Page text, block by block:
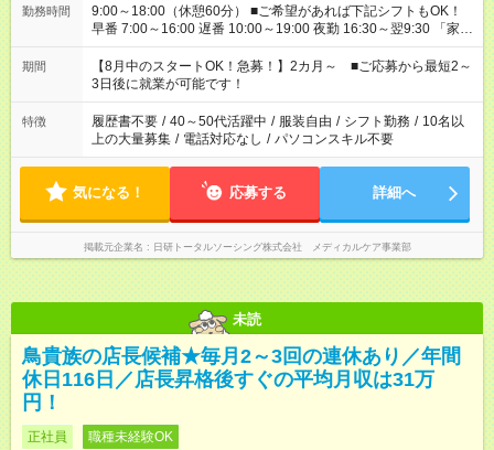
勤務時間
9:00～18:00（休憩60分） ■ご希望があれば下記シフトもOK！
早番 7:00～16:00 遅番 10:00～19:00 夜勤 16:30～翌9:30 「家族
と休みを合わせたい」 「余裕を持って夕飯の準備がしたい」
「できれば残業はしたくない」 など、ご希望を教えてください
ね。 ※Wワーク希望の方へ 今ご覧のお仕事で希望する勤務時間
と、もう1つのお仕事の勤務時間。 合計で週40時間を超える場
合は応募できません。
期間
【8月中のスタートOK！急募！】2カ月～ ■ご応募から最短2～
3日後に就業が可能です！
特徴 履歴書不要 / 40～50代活躍中 / 服装自由 / シフト勤務 / 10名以
上の大量募集 / 電話対応なし / パソコンスキル不要
気になる！ 応募する 詳細へ
掲載元企業名 日研トータルソーシング株式会社 メディカルケア事業部
未読
鳥貴族の店長候補★毎月2～3回の連休あり／年間
休日116日／店長昇格後すぐの平均月収は31万
円！
正社員 職種未経験OK